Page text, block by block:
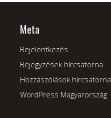
Meta
Bejelentkezés
Bejegyzések hírcsatorna
Hozzászólások hírcsatorna
WordPress Magyarország